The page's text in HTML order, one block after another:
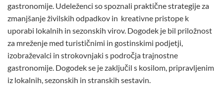
gastronomije. Udeleženci so spoznali praktične strategije za
zmanjšanje živilskih odpadkov in kreativne pristope k
uporabi lokalnih in sezonskih virov. Dogodek je bil priložnost
za mreženje med turističnimi in gostinskimi podjetji,
izobraževalci in strokovnjaki s področja trajnostne
gastronomije. Dogodek se je zaključil s kosilom, pripravljenim
iz lokalnih, sezonskih in stranskih sestavin.